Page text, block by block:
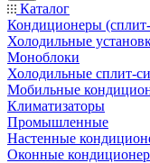
Каталог
Кондиционеры
Холодильные
Моноблоки
Холодильные сплит-
Мобильные
Климатизаторы
Промышленные
Настенные
Оконные